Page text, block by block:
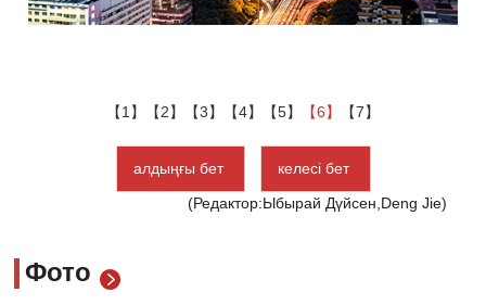
【1】 【2】 【3】 【4】 【5】 【6】 【7】
алдыңғы бет
келесі бет
(Редактор:Ыбырай Дүйсен,Deng Jie)
Фото